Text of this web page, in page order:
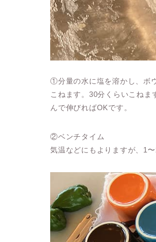
①分量の水に塩を溶かし、ボ
こねます。30分くらいこねま
んで伸びればOKです。
②ベンチタイム
気温などにもよりますが、1